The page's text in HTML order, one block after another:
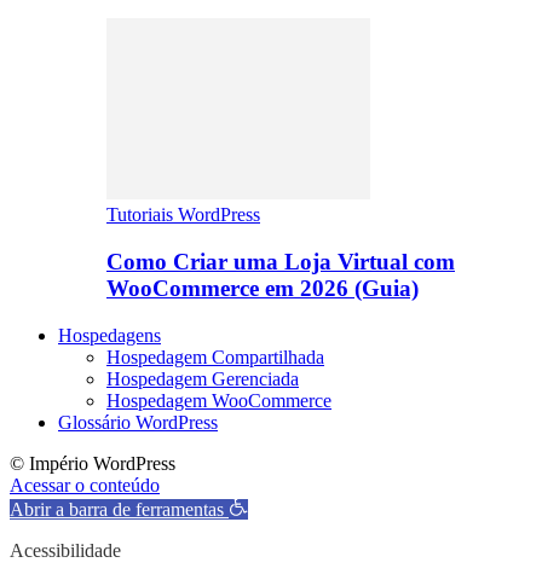
Tutoriais WordPress
Como Criar uma Loja Virtual com
WooCommerce em 2026 (Guia)
Hospedagens
Hospedagem Compartilhada
Hospedagem Gerenciada
Hospedagem WooCommerce
Glossário WordPress
© Império WordPress
Acessar o conteúdo
Abrir a barra de ferramentas
Acessibilidade